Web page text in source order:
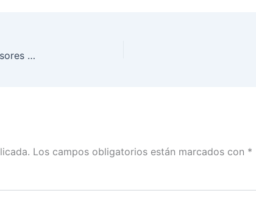
Se reúne Roberto Heycher Cardiel Soto con supervisores y capacitadores electorales en Tamaulipas
Los campos obligatorios están marcados con *